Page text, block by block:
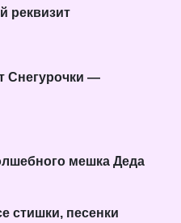
реквизит
Снегурочки —
мешка Деда
стишки, песенки